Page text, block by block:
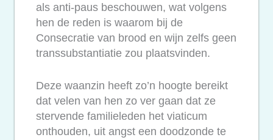
als anti-paus beschouwen, wat volgens
hen de reden is waarom bij de
Consecratie van brood en wijn zelfs geen
transsubstantiatie zou plaatsvinden.
Deze waanzin heeft zo’n hoogte bereikt
dat velen van hen zo ver gaan dat ze
stervende familieleden het viaticum
onthouden, uit angst een doodzonde te